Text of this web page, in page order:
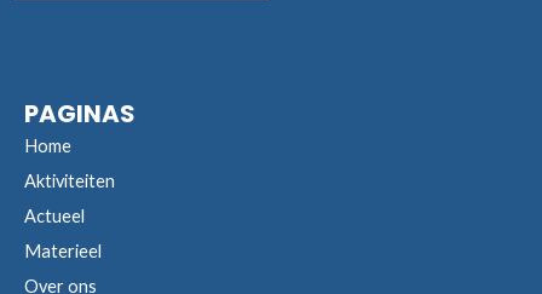
PAGINAS
Home
Aktiviteiten
Actueel
Materieel
Over ons